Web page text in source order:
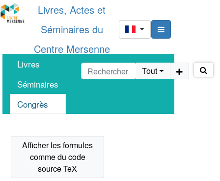
Livres, Actes et
Séminaires du
Centre Mersenne
Livres
Séminaires
Congrès
Tout